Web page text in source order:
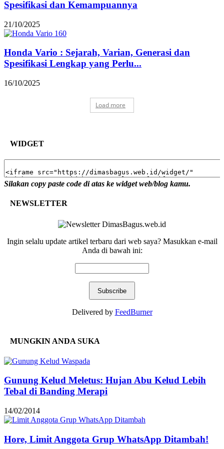
Spesifikasi dan Kemampuannya
21/10/2025
Honda Vario : Sejarah, Varian, Generasi dan
Spesifikasi Lengkap yang Perlu...
16/10/2025
Load more
WIDGET
Silakan copy paste code di atas ke widget web/blog kamu.
NEWSLETTER
Ingin selalu update artikel terbaru dari web saya? Masukkan e-mail
Anda di bawah ini:
Delivered by FeedBurner
MUNGKIN ANDA SUKA
Gunung Kelud Meletus: Hujan Abu Kelud Lebih
Tebal di Banding Merapi
14/02/2014
Hore, Limit Anggota Grup WhatsApp Ditambah!